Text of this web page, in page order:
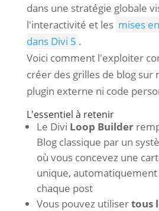
dans une stratégie globale
l'interactivité et les mises
dans Divi 5 .
Voici comment l'exploiter
créer des grilles de blog sur
plugin externe ni code
L'essentiel à retenir
Le Divi Loop Builder
Blog classique par un
où vous concevez une
unique,
chaque post
Vous pouvez utilisertous